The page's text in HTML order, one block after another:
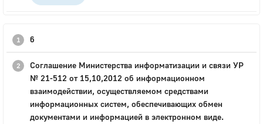
6
Соглашение Министерства информатизации и связи УР
№ 21-512 от 15,10,2012 об информационном
взаимодействии, осуществляемом средствами
информационных систем, обеспечивающих обмен
документами и информацией в электронном виде.